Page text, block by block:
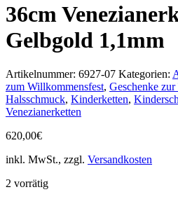
36cm
Gelbgold 1,1mm
Artikelnummer: 6927-07 Kategorien:
zum Willkommensfest, Geschenke zur
Halsschmuck, Kinderketten,
Venezianerketten
620,00€
inkl. MwSt., zzgl. Versandkosten
2 vorrätig